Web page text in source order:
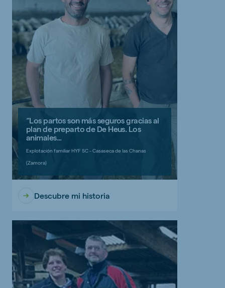
“Los partos son más seguros gracias al
plan de preparto de De Heus. Los
animales...
Explotación familiar HYF SC - Casaseca de las Chanas
(Zamora)
Descubre mi historia